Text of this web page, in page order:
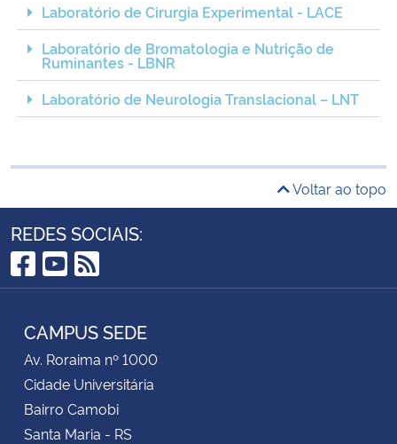
Laboratório de Cirurgia Experimental - LACE
Laboratório de Bromatologia e Nutrição de
Ruminantes - LBNR
Laboratório de Neurologia Translacional – LNT
Voltar ao topo
REDES SOCIAIS:
Facebook
YouTube
RSS
CAMPUS SEDE
Av. Roraima nº 1000
Cidade Universitária
Bairro Camobi
Santa Maria - RS